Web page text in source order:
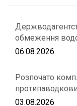
обмеження
06.08.2026
Розпочато
03.08.2026